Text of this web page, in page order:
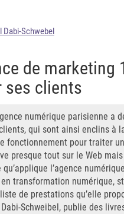
Dabi-Schwebel
de
ses clients
numérique parisienne a
qui sont ainsi enclins à
fonctionnement pour traiter
presque tout sur le Web
l’agence
transformation numérique,
de prestations qu’elle
Dabi-Schweibel, publie des